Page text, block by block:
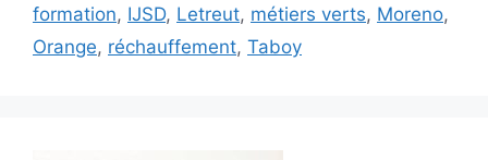
formation, IJSD, Letreut, métiers verts, Moreno,
Orange, réchauffement, Taboy